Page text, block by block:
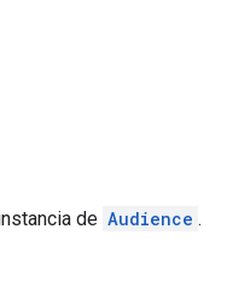
de Audience .